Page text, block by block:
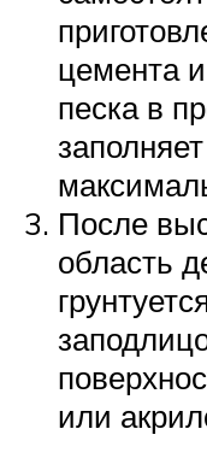
цемента
песка в
После
область
или